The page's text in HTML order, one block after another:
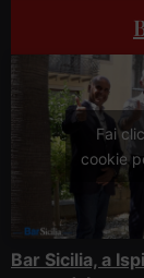
Fai
cookie
Bar Sicilia, a